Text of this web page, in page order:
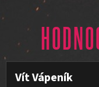
Vít Vápeník